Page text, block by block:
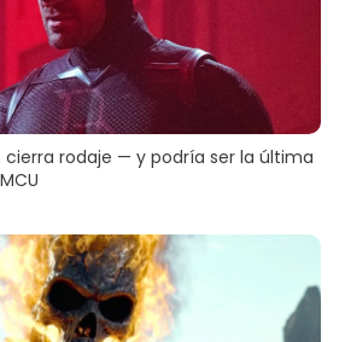
cierra rodaje — y podría ser la última